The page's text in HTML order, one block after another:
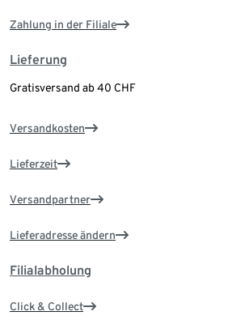
Zahlung in der Filiale
Lieferung
Gratisversand ab 40 CHF
Versandkosten
Lieferzeit
Versandpartner
Lieferadresse ändern
Filialabholung
Click & Collect